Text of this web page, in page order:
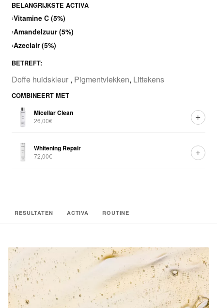
BELANGRIJKSTE ACTIVA
›Vitamine C (5%)
›Amandelzuur (5%)
›Azeclair (5%)
BETREFT:
Doffe huidskleur , Pigmentvlekken, Littekens
COMBINEERT MET
Micellar Clean
26,00€
Whitening Repair
72,00€
RESULTATEN ACTIVA ROUTINE